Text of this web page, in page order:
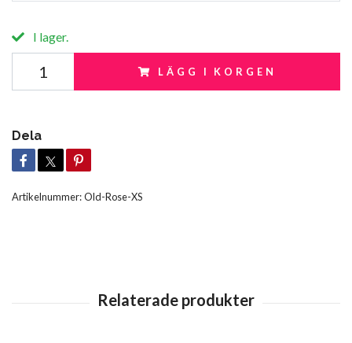
I lager.
LÄGG I KORGEN
Dela
Artikelnummer:Old-Rose-XS